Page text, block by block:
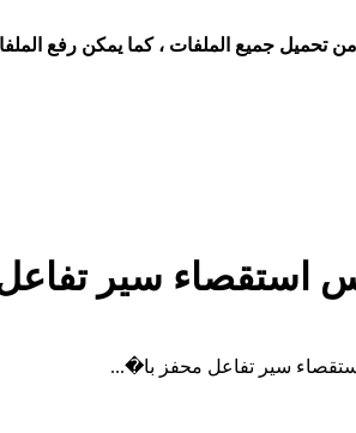
تحميل جميع الملفات ، كما يمكن رفع
سير
سير تفاعل محفز با�...